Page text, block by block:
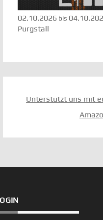
02.10.2026 bis
Purgstall
Unterstützt uns mit